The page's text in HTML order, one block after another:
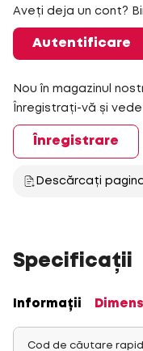
Aveți deja un cont?
Autentificare
Nou în magazinul
Înregistrați-vă și
Înregistrare
Descărcați
Specificații
Informații
Cod de căutare